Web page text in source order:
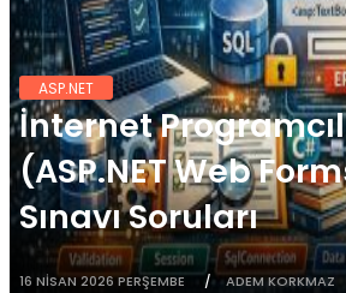
ASP.NET
İnternet
(ASP.NET Web
Sınavı Soruları
16 NISAN 2026 PERŞEMBE ADEM KORKMAZ